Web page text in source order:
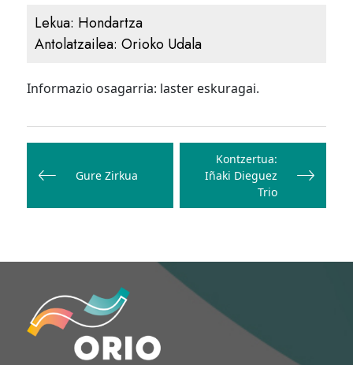
Lekua: Hondartza
Antolatzailea:Orioko Udala
Informazio osagarria: laster eskuragai.
Bidalketetan
nabigatu
Gure Zirkua
Kontzertua:
Iñaki Dieguez
Trio